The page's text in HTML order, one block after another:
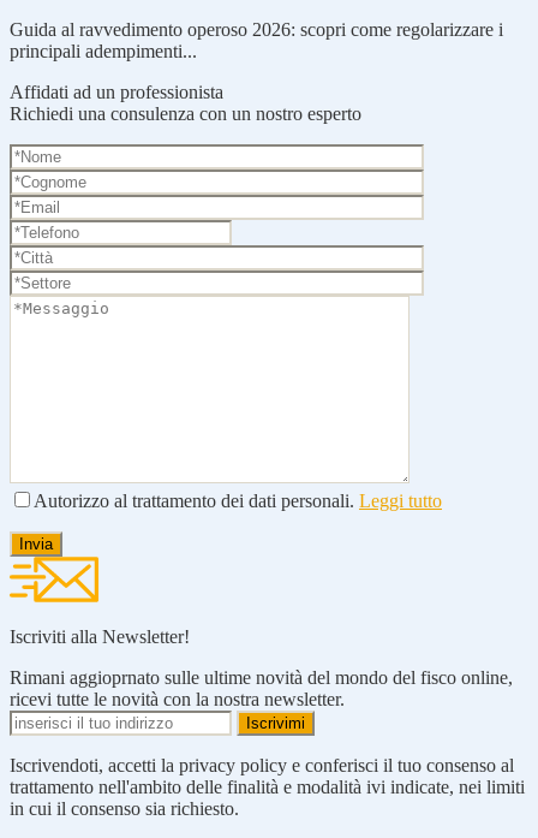
Guida al ravvedimento operoso 2026: scopri come regolarizzare i
principali adempimenti...
Affidati ad un professionista
Richiedi una consulenza con un nostro esperto
Autorizzo al trattamento dei dati personali. Leggi tutto
Iscriviti alla Newsletter!
Rimani aggioprnato sulle ultime novità del mondo del fisco online,
ricevi tutte le novità con la nostra newsletter.
Iscrivendoti, accetti la privacy policy e conferisci il tuo consenso al
trattamento nell'ambito delle finalità e modalità ivi indicate, nei limiti
in cui il consenso sia richiesto.